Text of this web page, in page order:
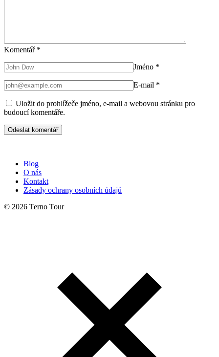
Komentář *
Jméno *
E-mail *
Uložit do prohlížeče jméno, e-mail a webovou stránku pro
budoucí komentáře.
Blog
O nás
Kontakt
Zásady ochrany osobních údajů
© 2026 Terno Tour